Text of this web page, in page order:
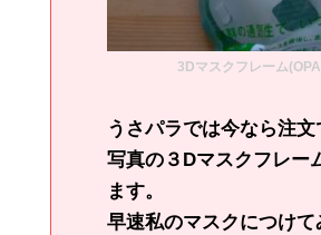
3Dマスクフレーム
うさパラでは今なら注文
写真の３Dマスクフレー
ます。
早速私のマスクにつけて